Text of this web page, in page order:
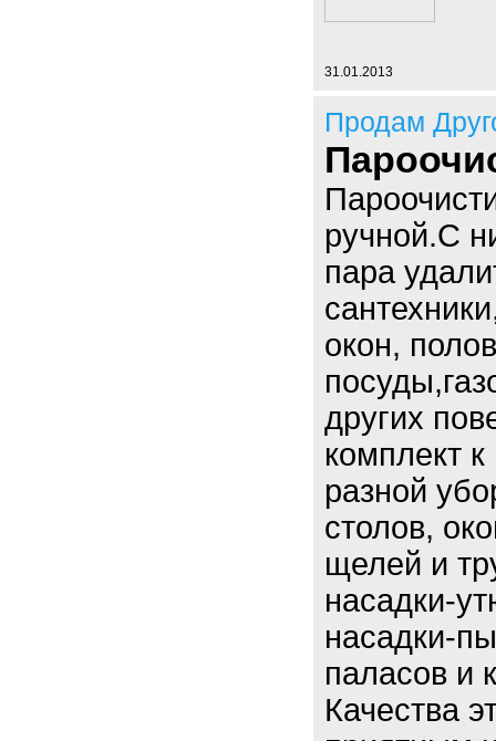
31.01.2013
Продам
ручной.С
пара
окон,
других
комплект
разной
столов,
щелей и
насадки-
насадки-
паласов и
Качества